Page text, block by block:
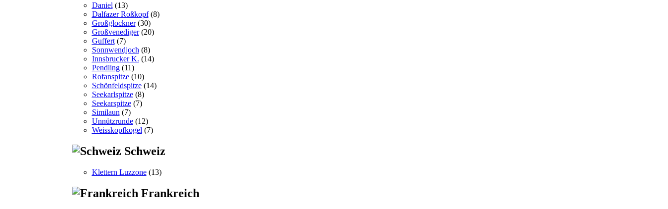
Daniel (13)
Dalfazer Roßkopf(8)
Großglockner(30)
Großvenediger(20)
Guffert(7)
Sonnwendjoch (8)
Innsbrucker K. (14)
Pendling(11)
Rofanspitze(10)
Schönfeldspitze(14)
Seekarlspitze(8)
Seekarspitze(7)
Similaun (7)
Unnützrunde(12)
Weisskopfkogel (7)
Schweiz
Klettern Luzzone(13)
Frankreich